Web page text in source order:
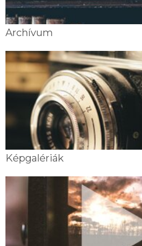
Archívum
Képgalériák